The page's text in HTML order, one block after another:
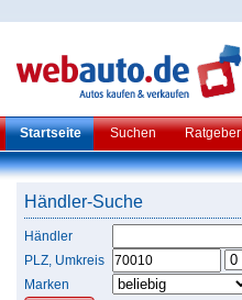
Startseite Suchen Ratgeber
Händler-Suche
Händler
PLZ, Umkreis
Marken